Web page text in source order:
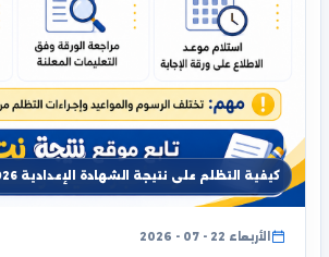
كيفية التظلم على نتيجة الشهادة الإعدادية 2026 الترم الثاني
الأربعاء 22 - 07 - 2026